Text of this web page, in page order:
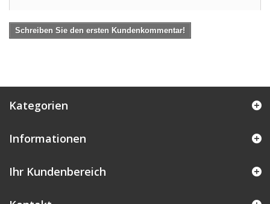
Schreiben Sie den ersten Kundenkommentar!
Kategorien
Informationen
Ihr Kundenbereich